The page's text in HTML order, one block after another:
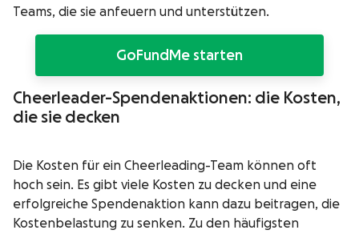
Teams, die sie anfeuern und unterstützen.
GoFundMe starten
Cheerleader-Spendenaktionen: die Kosten,
die sie decken
Die Kosten für ein Cheerleading-Team können oft
hoch sein. Es gibt viele Kosten zu decken und eine
erfolgreiche Spendenaktion kann dazu beitragen, die
Kostenbelastung zu senken. Zu den häufigsten